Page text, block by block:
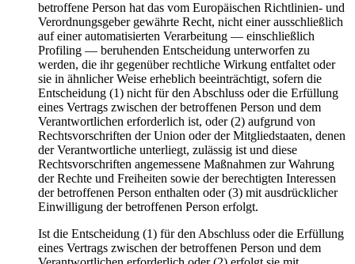
betroffene Person hat das vom Europäischen Richtlinien- und
Verordnungsgeber gewährte Recht, nicht einer ausschließlich
auf einer automatisierten Verarbeitung — einschließlich
Profiling — beruhenden Entscheidung unterworfen zu
werden, die ihr gegenüber rechtliche Wirkung entfaltet oder
sie in ähnlicher Weise erheblich beeinträchtigt, sofern die
Entscheidung (1) nicht für den Abschluss oder die Erfüllung
eines Vertrags zwischen der betroffenen Person und dem
Verantwortlichen erforderlich ist, oder (2) aufgrund von
Rechtsvorschriften der Union oder der Mitgliedstaaten, denen
der Verantwortliche unterliegt, zulässig ist und diese
Rechtsvorschriften angemessene Maßnahmen zur Wahrung
der Rechte und Freiheiten sowie der berechtigten Interessen
der betroffenen Person enthalten oder (3) mit ausdrücklicher
Einwilligung der betroffenen Person erfolgt.
Ist die Entscheidung (1) für den Abschluss oder die Erfüllung
eines Vertrags zwischen der betroffenen Person und dem